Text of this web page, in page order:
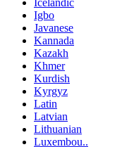
Icelandic
Igbo
Javanese
Kannada
Kazakh
Khmer
Kurdish
Kyrgyz
Latin
Latvian
Lithuanian
Luxembou..